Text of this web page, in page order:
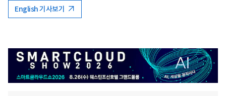
English 기사보기